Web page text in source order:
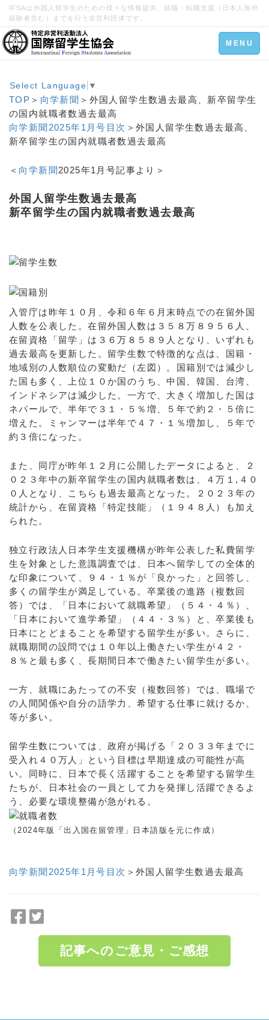
IFSAは外国人留学生のための様々な情報提供、就職・転職支援（日本人海外
経験者含む）までを行う非営利団体です。
Toggle
navigation
MENU
Select Language ▼
TOP ＞ 向学新聞 ＞外国人留学生数過去最高、新卒留学生
の国内就職者数過去最高
向学新聞2025年1月号目次 ＞外国人留学生数過去最高、
新卒留学生の国内就職者数過去最高
＜ 向学新聞2025年1月号記事より＞
外国人留学生数過去最高
新卒留学生の国内就職者数過去最高
入管庁は昨年１０月、令和６年６月末時点での在留外国
人数を公表した。在留外国人数は３５８万８９５６人、
在留資格「留学」は３６万８５８９人となり、いずれも
過去最高を更新した。留学生数で特徴的な点は、国籍・
地域別の人数順位の変動だ（左図）。国籍別では減少し
た国も多く、上位１０か国のうち、中国、韓国、台湾、
インドネシアは減少した。一方で、大きく増加した国は
ネパールで、半年で３１・５％増、５年で約２・５倍に
増えた。ミャンマーは半年で４７・１％増加し、５年で
約３倍になった。
また、同庁が昨年１２月に公開したデータによると、２
０２３年中の新卒留学生の国内就職者数は、４万１,４０
０人となり、こちらも過去最高となった。２０２３年の
統計から、在留資格「特定技能」（１９４８人）も加え
られた。
独立行政法人日本学生支援機構が昨年公表した私費留学
生を対象とした意識調査では、日本へ留学しての全体的
な印象について、９４・１％が「良かった」と回答し、
多くの留学生が満足している。卒業後の進路（複数回
答）では、「日本において就職希望」（５４・４％）、
「日本において進学希望」（４４・３％）と、卒業後も
日本にとどまることを希望する留学生が多い。さらに、
就職期間の設問では１０年以上働きたい学生が４２・
８％と最も多く、長期間日本で働きたい留学生が多い。
一方、就職にあたっての不安（複数回答）では、職場で
の人間関係や自分の語学力、希望する仕事に就けるか、
等が多い。
留学生数については、政府が掲げる「２０３３年までに
受入れ４０万人」という目標は早期達成の可能性が高
い。同時に、日本で長く活躍することを希望する留学生
たちが、日本社会の一員として力を発揮し活躍できるよ
う、必要な環境整備が急がれる。
（2024年版「出入国在留管理」日本語版を元に作成）
向学新聞2025年1月号目次 ＞外国人留学生数過去最高
t
記事へのご意見・ご感想